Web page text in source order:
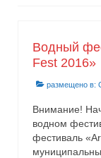
Видео
Туры 2016
Водный
Fest 2016»
размещено в:
Внимание!
водном
фестиваль